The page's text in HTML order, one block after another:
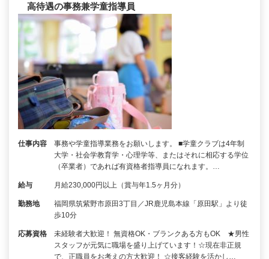
高待遇の事務兼学童指導員
仕事内容
事務や学童指導業務をお願いします。 ■学童クラブは4年制
大学・社会学教育学・心理学等、またはそれに相応する学位
（卒業者）であれば有資格者指導員になれます。…
給与 月給230,000円以上（賞与年1.5ヶ月分）
勤務地
福岡県筑紫野市原田3丁目／JR鹿児島本線「原田駅」より徒
歩10分
応募資格
未経験者大歓迎！ 無資格OK・ブランクある方もOK ★男性
スタッフが元気に職場を盛り上げています！☆現在非正規
で、正職員をお考えの方大歓迎！ ☆接客経験を活かし…